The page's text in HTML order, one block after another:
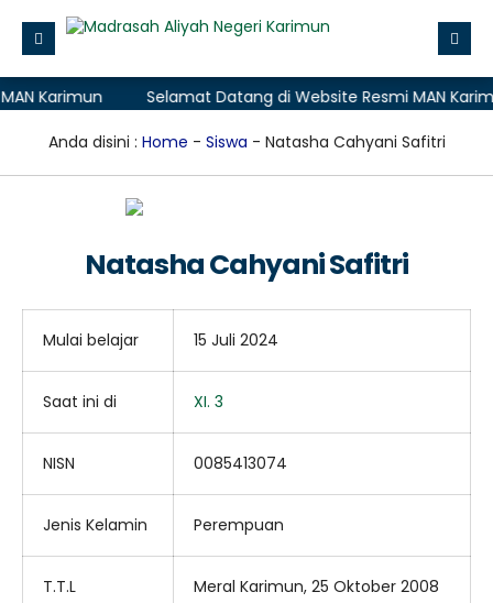
Beranda
Profile
Layanan Madrasah
Aplikasi
PMB (Penerimaan Murid Baru)
Karimun Selamat Datang di Website Resmi MAN
Anda disini : Home - Siswa - Natasha Cahyani Safitri
Natasha Cahyani Safitri
Mulai belajar 15 Juli 2024
Saat ini di XI. 3
NISN 0085413074
Jenis Kelamin Perempuan
T.T.L Meral Karimun, 25 Oktober 2008